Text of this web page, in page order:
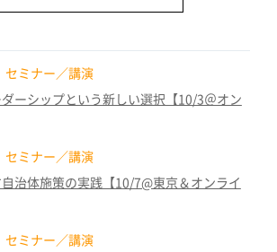
セミナー／講演
ーシップという新しい選択【10/3＠オン
セミナー／講演
治体施策の実践【10/7@東京＆オンライ
セミナー／講演